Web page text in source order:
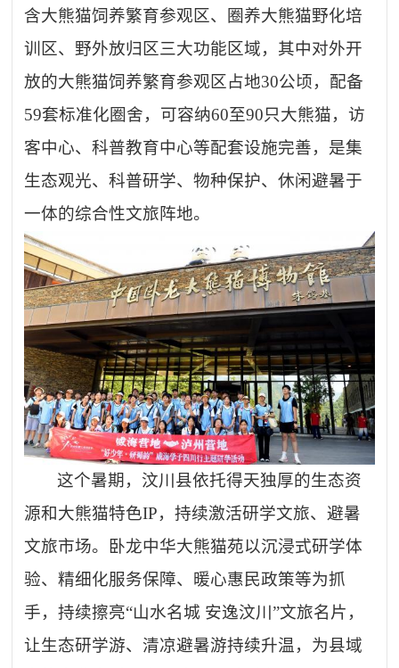
含大熊猫饲养繁育参观区、圈养大熊猫野化培
训区、野外放归区三大功能区域，其中对外开
放的大熊猫饲养繁育参观区占地30公顷，配备
59套标准化圈舍，可容纳60至90只大熊猫，访
客中心、科普教育中心等配套设施完善，是集
生态观光、科普研学、物种保护、休闲避暑于
一体的综合性文旅阵地。
这个暑期，汶川县依托得天独厚的生态资
源和大熊猫特色IP，持续激活研学文旅、避暑
文旅市场。卧龙中华大熊猫苑以沉浸式研学体
验、精细化服务保障、暖心惠民政策等为抓
手，持续擦亮“山水名城 安逸汶川”文旅名片，
让生态研学游、清凉避暑游持续升温，为县域